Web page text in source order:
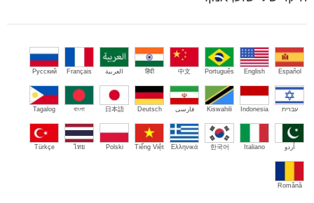
Español
English
Português
中文
हिंदी العربية Français
Русский
עברית Indonesia
Kiswahili فارسی Deutsch
日本語
বাংলা
Tagalog
اُردو Italiano
한국어
Ελληνικά
Tiếng Việt
Polski
ไทย
Türkçe
Română